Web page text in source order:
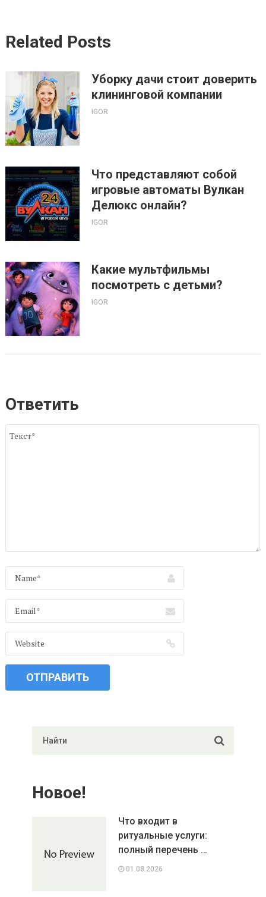
Related Posts
Уборку дачи стоит доверить
клининговой компании
IGOR
Что представляют собой
игровые автоматы Вулкан
Делюкс онлайн?
IGOR
Какие мультфильмы
посмотреть с детьми?
IGOR
Ответить
Новое!
Что входит в
ритуальные услуги:
полный перечень …
01.08.2026